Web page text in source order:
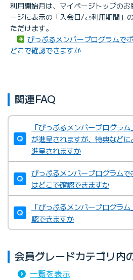
利用開始月は、マイページトップの
ージに表示の「入会日/ご利用期間」
ただけます。
びっぷるメンバープログラムで
どこで確認できますか
関連FAQ
「びっぷるメンバープログラ
が進呈されますが、特典など
進呈されますか
びっぷるメンバープログラム
はどこで確認できますか
「びっぷるメンバープログラ
認できますか
会員グレードカテゴリ内
一覧を表示